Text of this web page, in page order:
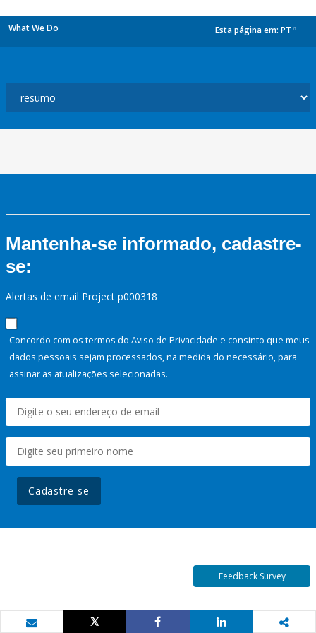
What We Do Esta página em: PT
Mantenha-se informado, cadastre-
se:
Alertas de email Project p000318
Concordo com os termos do Aviso de Privacidade e consinto que meus
dados pessoais sejam processados, na medida do necessário, para
assinar as atualizações selecionadas.
Cadastre-se
Feedback Survey